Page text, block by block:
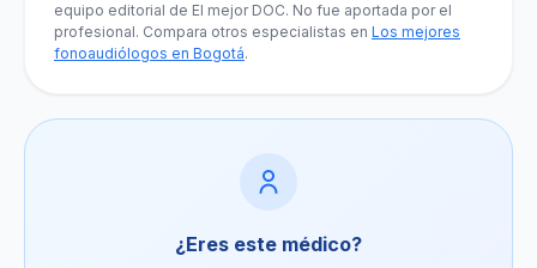
equipo editorial de El mejor DOC. No fue aportada por el
profesional. Compara otros especialistas en Los mejores
fonoaudiólogos en Bogotá.
¿Eres este médico?